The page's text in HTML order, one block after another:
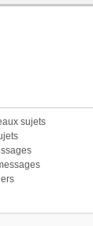
sujets